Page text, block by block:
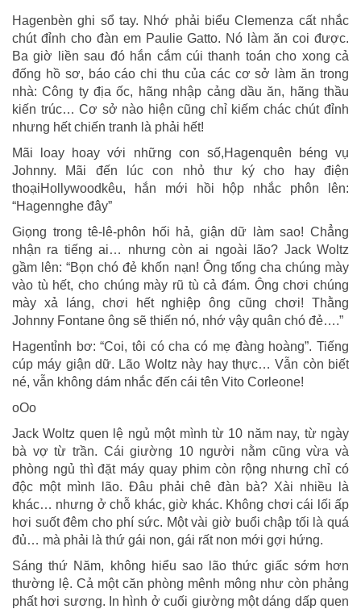
Hagenbèn ghi sổ tay. Nhớ phải biểu Clemenza cất nhắc
chút đỉnh cho đàn em Paulie Gatto. Nó làm ăn coi được.
Ba giờ liền sau đó hắn cắm cúi thanh toán cho xong cả
đống hồ sơ, báo cáo chi thu của các cơ sở làm ăn trong
nhà: Công ty địa ốc, hãng nhập cảng dầu ăn, hãng thầu
kiến trúc… Cơ sở nào hiện cũng chỉ kiếm chác chút đỉnh
nhưng hết chiến tranh là phải hết!
Mãi loay hoay với những con số,Hagenquên béng vụ
Johnny. Mãi đến lúc con nhỏ thư ký cho hay điện
thoạiHollywoodkêu, hắn mới hồi hộp nhắc phôn lên:
“Hagennghe đây”
Giọng trong tê-lê-phôn hối hả, giận dữ làm sao! Chẳng
nhận ra tiếng ai… nhưng còn ai ngoài lão? Jack Woltz
gầm lên: “Bọn chó đẻ khốn nạn! Ông tống cha chúng mày
vào tù hết, cho chúng mày rũ tù cả đám. Ông chơi chúng
mày xả láng, chơi hết nghiệp ông cũng chơi! Thằng
Johnny Fontane ông sẽ thiến nó, nhớ vậy quân chó đẻ….”
Hagentỉnh bơ: “Coi, tôi có cha có mẹ đàng hoàng”. Tiếng
cúp máy giận dữ. Lão Woltz này hay thực… Vẫn còn biết
né, vẫn không dám nhắc đến cái tên Vito Corleone!
oOo
Jack Woltz quen lệ ngủ một mình từ 10 năm nay, từ ngày
bà vợ từ trần. Cái giường 10 người nằm cũng vừa và
phòng ngủ thì đặt máy quay phim còn rộng nhưng chỉ có
độc một mình lão. Đâu phải chê đàn bà? Xài nhiều là
khác… nhưng ở chỗ khác, giờ khác. Không chơi cái lối ấp
hơi suốt đêm cho phí sức. Một vài giờ buổi chập tối là quá
đủ… mà phải là thứ gái non, gái rất non mới gợi hứng.
Sáng thứ Năm, không hiểu sao lão thức giấc sớm hơn
thường lệ. Cả một căn phòng mênh mông như còn phảng
phất hơi sương. In hình ở cuối giường một dáng dấp quen